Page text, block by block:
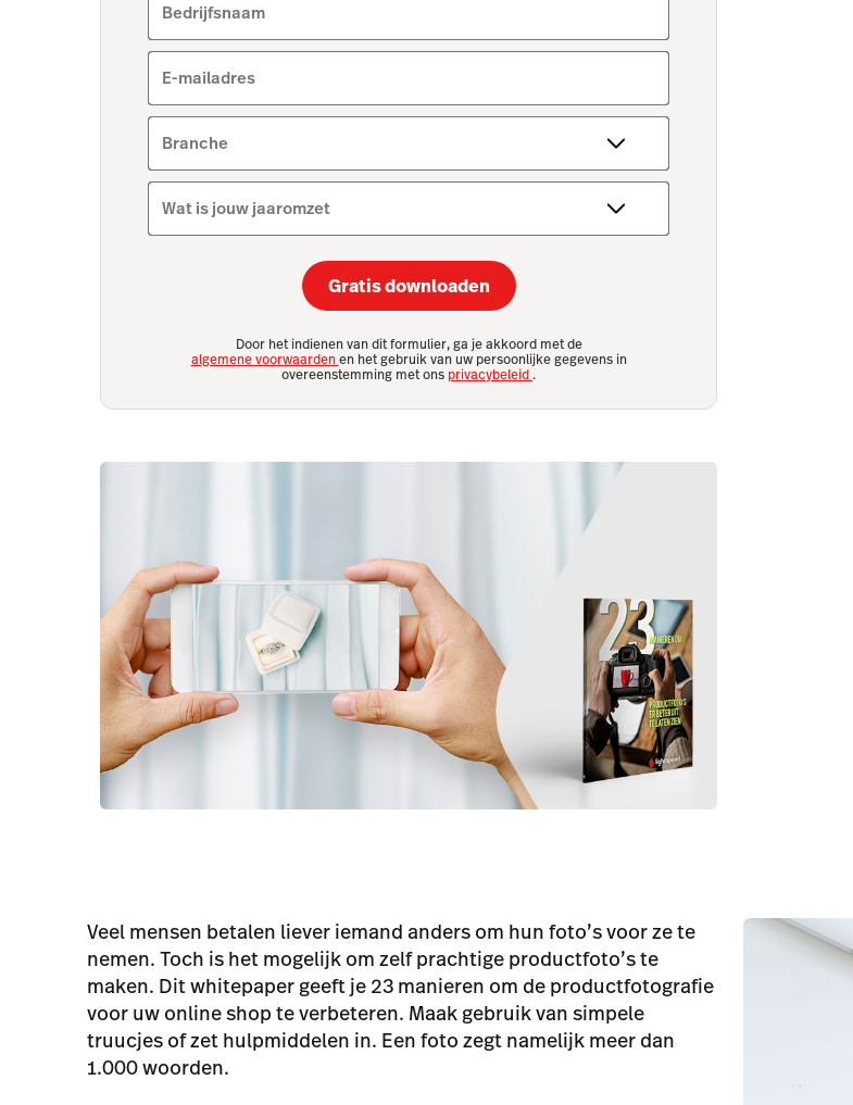
Bedrijfsnaam
E-mailadres
Branche
Wat is jouw jaaromzet
Gratis downloaden
Door het indienen van dit formulier, ga je akkoord met de
algemene voorwaardenen het gebruik van uw persoonlijke gegevens in
overeenstemming met ons privacybeleid .
Veel mensen betalen liever iemand anders om hun foto’s voor ze te
nemen. Toch is het mogelijk om zelf prachtige productfoto’s te
maken. Dit whitepaper geeft je 23 manieren om de productfotografie
voor uw online shop te verbeteren. Maak gebruik van simpele
truucjes of zet hulpmiddelen in. Een foto zegt namelijk meer dan
1.000 woorden.